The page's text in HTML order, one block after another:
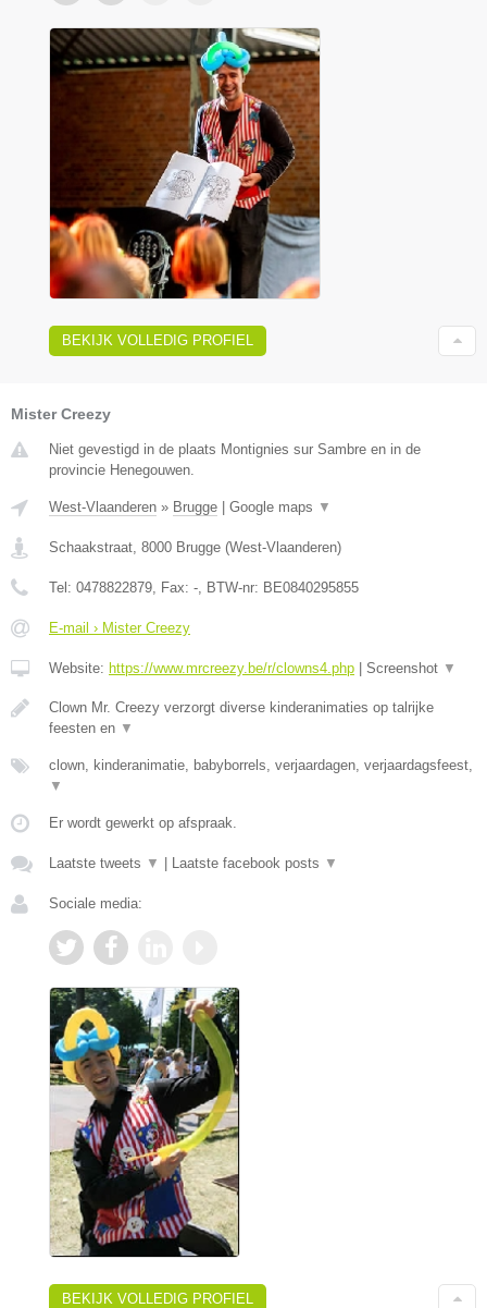
BEKIJK VOLLEDIG PROFIEL
Mister Creezy
Niet gevestigd in de plaats Montignies sur Sambre en in de
provincie Henegouwen.
West-Vlaanderen » Brugge Google maps ▼
Schaakstraat, 8000 Brugge (West-Vlaanderen)
Tel: 0478822879, Fax: -, BTW-nr: BE0840295855
E-mail › Mister Creezy
Website: https://www.mrcreezy.be/r/clowns4.php Screenshot ▼
Clown Mr. Creezy verzorgt diverse kinderanimaties op talrijke
feesten en ▼
clown, kinderanimatie, babyborrels, verjaardagen, verjaardagsfeest,
▼
Er wordt gewerkt op afspraak.
Laatste tweets ▼ Laatste facebook posts ▼
Sociale media:
BEKIJK VOLLEDIG PROFIEL